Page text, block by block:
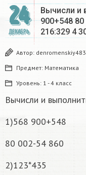
24
ДЕКАБРЬ
Вычисли и
900+548
216:329 4
Автор:
Предмет: Математика
Уровень: 1 - 4 класс
Вычисли и
1)568 900+548
80 002-54 860
2)123*435